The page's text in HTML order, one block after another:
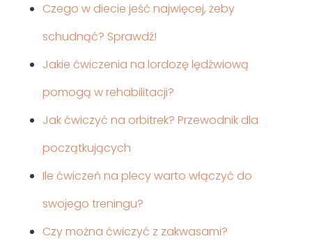
Czego w diecie jeść najwięcej, żeby
schudnąć? Sprawdź!
Jakie ćwiczenia na lordozę lędźwiową
pomogą w rehabilitacji?
Jak ćwiczyć na orbitrek? Przewodnik dla
początkujących
Ile ćwiczeń na plecy warto włączyć do
swojego treningu?
Czy można ćwiczyć z zakwasami?